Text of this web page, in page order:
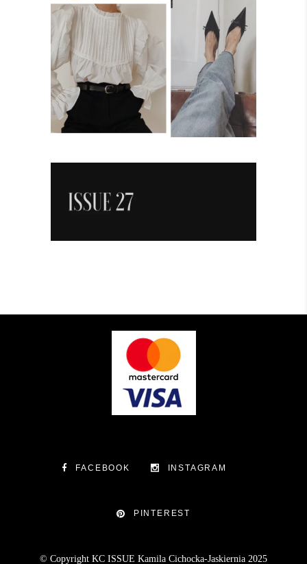
FACEBOOK INSTAGRAM
PINTEREST
© Copyright KC ISSUE Kamila Cichocka-Jaskiernia 2025